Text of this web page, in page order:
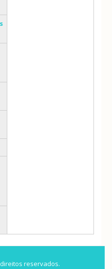
reservados.